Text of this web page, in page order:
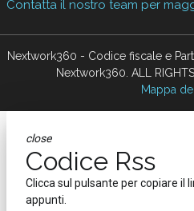
Contatta il nostro team per
Nextwork360 - Codice fiscale e
Nextwork360. ALL
Mappa
close
Codice Rss
Clicca sul pulsante per copiare il
appunti.